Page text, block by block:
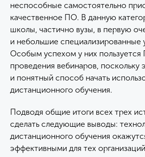
неспособные самостоятельно
качественное ПО. В данную
школы, частично вузы, в первую
и небольшие специализированные
Особым успехом у них пользуется
проведения вебинаров,
и понятный способ начать
дистанционного обучения.
Подводя общие итоги всех трех
сделать следующие выводы:
дистанционного обучения
эффективными для тех